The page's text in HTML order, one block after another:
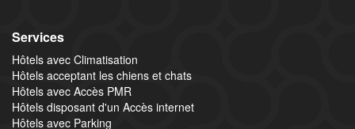
Services
Hôtels avec Climatisation
Hôtels acceptant les chiens et chats
Hôtels avec Accès PMR
Hôtels disposant d'un Accès internet
Hôtels avec Parking